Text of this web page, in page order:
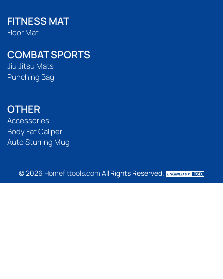
FITNESS MAT
Floor Mat
COMBAT SPORTS
Jiu Jitsu Mats
Punching Bag
OTHER
Accessories
Body Fat Caliper
Auto Sturring Mug
© 2026 Homefittools.com All Rights Reserved.